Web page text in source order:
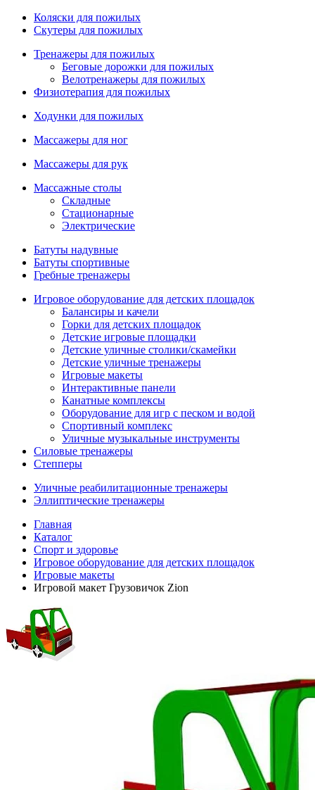
Коляски для пожилых
Скутеры для пожилых
Тренажеры для пожилых
Беговые дорожки для пожилых
Велотренажеры для пожилых
Физиотерапия для пожилых
Ходунки для пожилых
Массажеры для ног
Массажеры для рук
Массажные столы
Складные
Стационарные
Электрические
Батуты надувные
Батуты спортивные
Гребные тренажеры
Игровое оборудование для детских площадок
Балансиры и качели
Горки для детских площадок
Детские игровые площадки
Детские уличные столики/скамейки
Детские уличные тренажеры
Игровые макеты
Интерактивные панели
Канатные комплексы
Оборудование для игр с песком и водой
Спортивный комплекс
Уличные музыкальные инструменты
Силовые тренажеры
Степперы
Уличные реабилитационные тренажеры
Эллиптические тренажеры
Главная
Каталог
Спорт и здоровье
Игровое оборудование для детских площадок
Игровые макеты
Игровой макет Грузовичок Zion